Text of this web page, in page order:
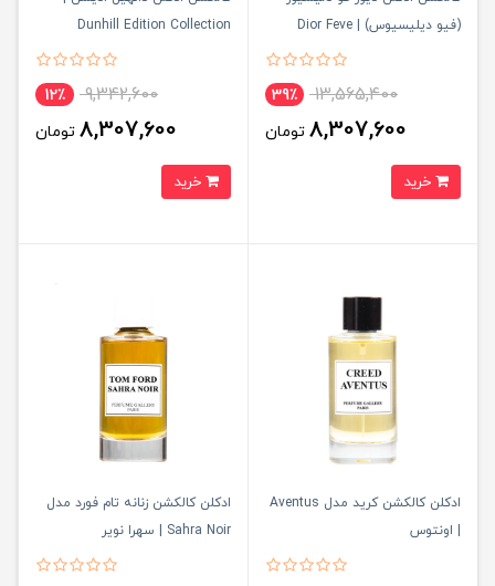
(فیو دیلیسیوس) | Dior Feve
Delicieuse Collection
13,565,400 39٪
8,307,600 تومان
Dunhill Edition Collection
9,342,600 12٪
8,307,600 تومان
ادکلن کالکشن کرید مدل Aventus
| اونتوس
ادکلن کالکشن زنانه تام فورد مدل
Sahra Noir | سهرا نویر